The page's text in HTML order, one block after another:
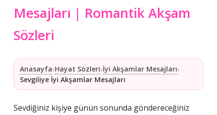
Mesajları | Romantik Akşam
Sözleri
Anasayfa›Hayat Sözleri›İyi Akşamlar Mesajları›
Sevgiliye İyi Akşamlar Mesajları
Sevdiğiniz kişiye günün sonunda göndereceğiniz